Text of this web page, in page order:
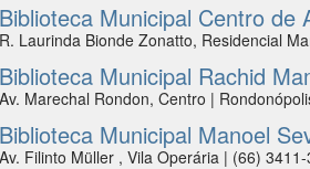
Biblioteca Municipal Centro
R. Laurinda Bionde Zonatto, Residencial
Biblioteca Municipal Rachid
Av. Marechal Rondon, Centro |
Biblioteca Municipal Manoel
Av. Filinto Müller , Vila Operária | (66)